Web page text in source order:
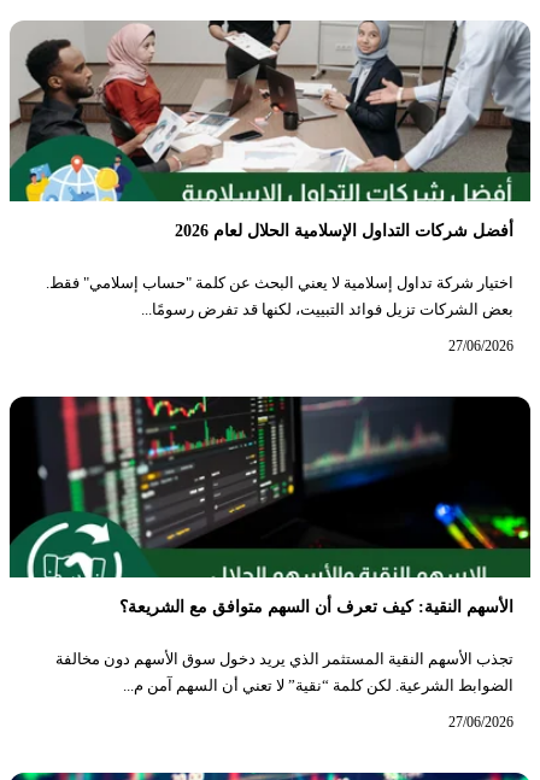
أفضل شركات التداول الإسلامية الحلال لعام 2026
اختيار شركة تداول إسلامية لا يعني البحث عن كلمة "حساب إسلامي" فقط.
بعض الشركات تزيل فوائد التبييت، لكنها قد تفرض رسومًا...
27/06/2026
الأسهم النقية: كيف تعرف أن السهم متوافق مع الشريعة؟
تجذب الأسهم النقية المستثمر الذي يريد دخول سوق الأسهم دون مخالفة
الضوابط الشرعية. لكن كلمة “نقية” لا تعني أن السهم آمن م...
27/06/2026